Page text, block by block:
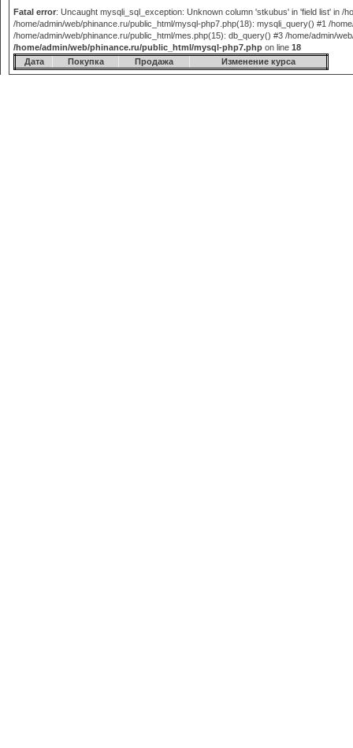
Fatal error: Uncaught mysqli_sql_exception: Unknown column 'stkubus' in 'field list' in /
/home/admin/web/phinance.ru/public_html/mysql-php7.php(18): mysqli_query() #1 /
/home/admin/web/phinance.ru/public_html/mes.php(15): db_query() #3 /home/admin/
/home/admin/web/phinance.ru/public_html/mysql-php7.php on line 18
Дата
Покупка Продажа Изменение курса